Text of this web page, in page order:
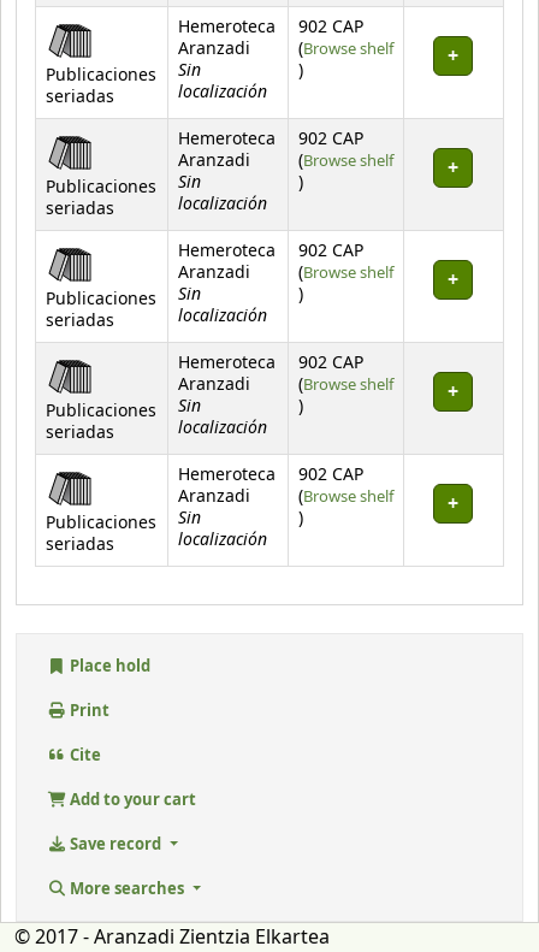
Publicaciones
seriadas
Hemeroteca
Aranzadi
Sin
localización
902 CAP
(Browse shelf
(Opens below)
)
Publicaciones
seriadas
Hemeroteca
Aranzadi
Sin
localización
902 CAP
(Browse shelf
(Opens below)
)
Publicaciones
seriadas
Hemeroteca
Aranzadi
Sin
localización
902 CAP
(Browse shelf
(Opens below)
)
Publicaciones
seriadas
Hemeroteca
Aranzadi
Sin
localización
902 CAP
(Browse shelf
(Opens below)
)
Publicaciones
seriadas
Hemeroteca
Aranzadi
Sin
localización
902 CAP
(Browse shelf
(Opens below)
)
Place hold
Print
Cite
Add to your cart
Save record
More searches
© 2017 - Aranzadi Zientzia Elkartea